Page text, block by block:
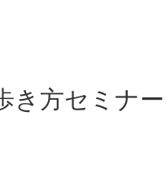
方セミナー